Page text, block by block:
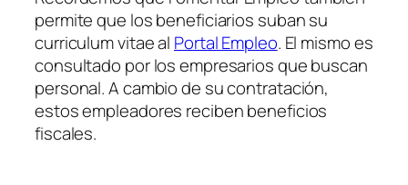
permite que los beneficiarios suban su
curriculum vitae al Portal Empleo. El mismo es
consultado por los empresarios que buscan
personal. A cambio de su contratación,
estos empleadores reciben beneficios
fiscales.